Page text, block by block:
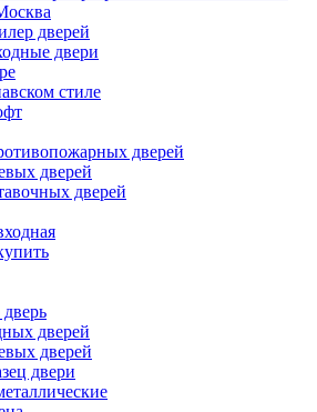
дверей
двери
стиле
дверей
дверей
дверей
дверей
дверей
двери